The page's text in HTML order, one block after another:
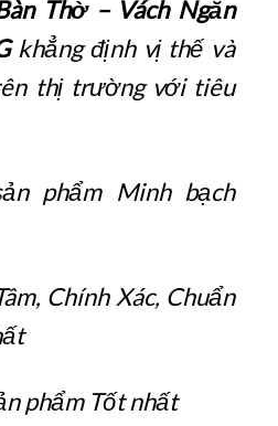
Thờ – Vách Ngăn
khẳng định vị thế và
thị trường với tiêu
phẩm Minh bạch
Chính Xác, Chuẩn
phẩm Tốt nhất